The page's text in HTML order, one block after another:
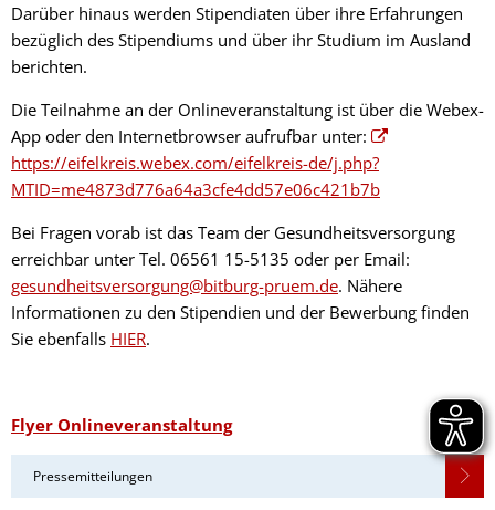
Darüber hinaus werden Stipendiaten über ihre Erfahrungen
bezüglich des Stipendiums und über ihr Studium im Ausland
berichten.
Die Teilnahme an der Onlineveranstaltung ist über die Webex-
App oder den Internetbrowser aufrufbar unter:
https://eifelkreis.webex.com/eifelkreis-de/j.php?
MTID=me4873d776a64a3cfe4dd57e06c421b7b
Bei Fragen vorab ist das Team der Gesundheitsversorgung
erreichbar unter Tel. 06561 15-5135 oder per Email:
gesundheitsversorgung@bitburg-pruem.de. Nähere
Informationen zu den Stipendien und der Bewerbung finden
Sie ebenfalls HIER.
Flyer Onlineveranstaltung
Pressemitteilungen